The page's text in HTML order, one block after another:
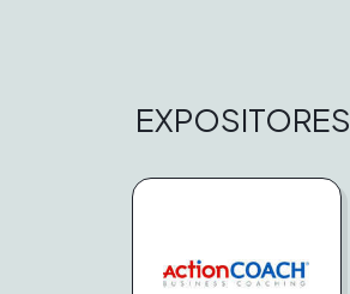
EXPOSITORES